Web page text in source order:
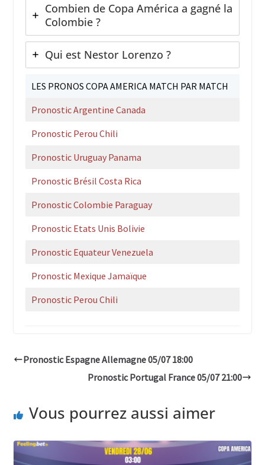
Combien de Copa América a gagné la
Colombie ?
Qui est Nestor Lorenzo ?
LES PRONOS COPA AMERICA MATCH PAR MATCH
Pronostic Argentine Canada
Pronostic Perou Chili
Pronostic Uruguay Panama
Pronostic Brésil Costa Rica
Pronostic Colombie Paraguay
Pronostic Etats Unis Bolivie
Pronostic Equateur Venezuela
Pronostic Mexique Jamaïque
Pronostic Perou Chili
Pronostic Espagne Allemagne 05/07 18:00
Pronostic Portugal France 05/07 21:00
Vous pourrez aussi aimer